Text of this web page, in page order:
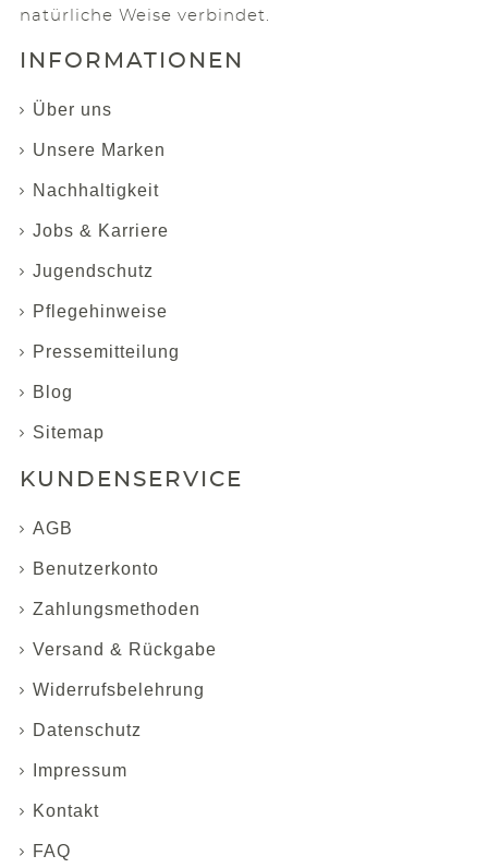
natürliche Weise verbindet.
INFORMATIONEN
Über uns
Unsere Marken
Nachhaltigkeit
Jobs & Karriere
Jugendschutz
Pflegehinweise
Pressemitteilung
Blog
Sitemap
KUNDENSERVICE
AGB
Benutzerkonto
Zahlungsmethoden
Versand & Rückgabe
Widerrufsbelehrung
Datenschutz
Impressum
Kontakt
FAQ